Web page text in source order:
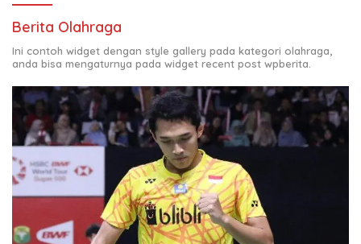
Berita Olahraga
Ini contoh widget dengan style gallery pada kategori olahraga,
anda bisa mengaturnya pada widget recent post wpberita.